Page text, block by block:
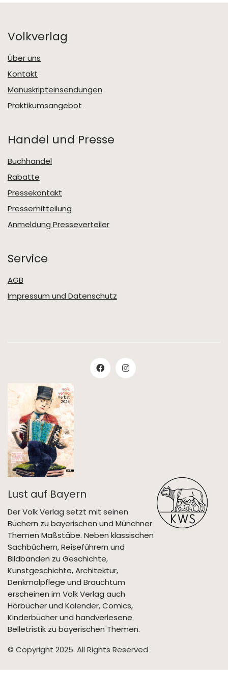
Volkverlag
Über uns
Kontakt
Manuskripteinsendungen
Praktikumsangebot
Handel und Presse
Buchhandel
Rabatte
Pressekontakt
Pressemitteilung
Anmeldung Presseverteiler
Service
AGB
Impressum und Datenschutz
Lust auf Bayern
Der Volk Verlag setzt mit seinen
Büchern zu bayerischen und Münchner
Themen Maßstäbe. Neben klassischen
Sachbüchern, Reiseführern und
Bildbänden zu Geschichte,
Kunstgeschichte, Architektur,
Denkmalpflege und Brauchtum
erscheinen im Volk Verlag auch
Hörbücher und Kalender, Comics,
Kinderbücher und handverlesene
Belletristik zu bayerischen Themen.
© Copyright 2025. All Rights Reserved